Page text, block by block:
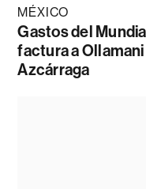
MÉXICO
Gastos del
factura a
Azcárraga